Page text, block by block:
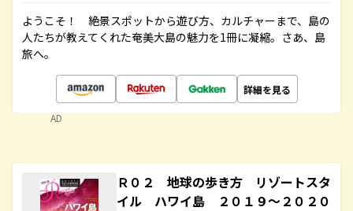
ようこそ！ 絶景スポットから遊び方、カルチャーまで、島の
人たちが教えてくれた奄美大島の魅力を1冊に凝縮。さあ、島
旅へ。
詳細を見る
AD
Ｒ０２ 地球の歩き方 リゾートスタ
イル ハワイ島 ２０１９～２０２０